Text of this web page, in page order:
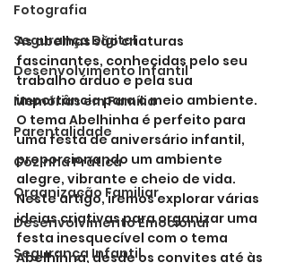
Fotografia
Segurança Digital
Desenvolvimento Infantil
Memórias em Família
Parentalidade
Cozinha Prática
Organização Familiar
Desenvolvimento Emocional
Segurança Infantil
As abelhas são criaturas
fascinantes, conhecidas pelo seu
trabalho árduo e pela sua
importância para o meio ambiente.
O tema Abelhinha é perfeito para
uma festa de aniversário infantil,
proporcionando um ambiente
alegre, vibrante e cheio de vida.
Neste artigo, iremos explorar várias
ideias criativas para organizar uma
festa inesquecível com o tema
Abelhinha, desde os convites até às